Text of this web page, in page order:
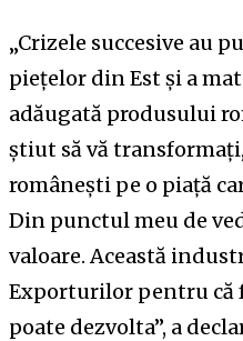
„Crizele succesive au
piețelor din Est și a
adăugată produsului
știut să vă
românești pe o piață
Din punctul meu de
valoare. Această
Exporturilor pentru că
poate dezvolta”, a